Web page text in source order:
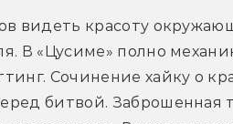
видеть красоту
В «Цусиме» полно
Сочинение хайку о
битвой. Заброшенная